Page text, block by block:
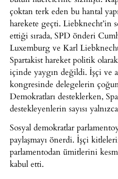
çoktan terk eden bu hantal
harekete geçti. Liebknecht’in
ettiği sırada, SPD önderi
Luxemburg ve Karl
Spartakist hareket politik
içinde yaygın değildi. İşçi ve
kongresinde delegelerin
Demokratları desteklerken,
destekleyenlerin sayısı
Sosyal demokratlar
paylaşmayı önerdi. İşçi
parlamentodan ümitlerini
kabul etti.